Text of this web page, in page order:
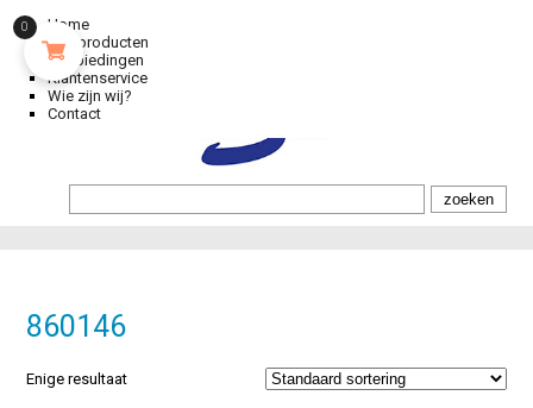
Home
Alle producten
Aanbiedingen
Klantenservice
Wie zijn wij?
Contact
860146
Enige resultaat
0